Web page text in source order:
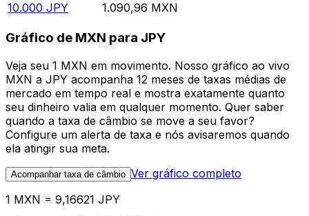
10.000 JPY 1.090,96 MXN
Gráfico de MXN para JPY
Veja seu 1 MXN em movimento. Nosso gráfico ao vivo
MXN a JPY acompanha 12 meses de taxas médias de
mercado em tempo real e mostra exatamente quanto
seu dinheiro valia em qualquer momento. Quer saber
quando a taxa de câmbio se move a seu favor?
Configure um alerta de taxa e nós avisaremos quando
ela atingir sua meta.
Acompanhar taxa de câmbio Ver gráfico completo
1 MXN = 9,16621 JPY